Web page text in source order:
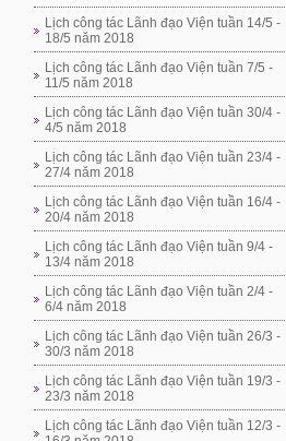
Lịch công tác Lãnh đạo Viện tuần 14/5 -
18/5 năm 2018
Lịch công tác Lãnh đạo Viện tuần 7/5 -
11/5 năm 2018
Lịch công tác Lãnh đạo Viện tuần 30/4 -
4/5 năm 2018
Lịch công tác Lãnh đạo Viện tuần 23/4 -
27/4 năm 2018
Lịch công tác Lãnh đạo Viện tuần 16/4 -
20/4 năm 2018
Lịch công tác Lãnh đạo Viện tuần 9/4 -
13/4 năm 2018
Lịch công tác Lãnh đạo Viện tuần 2/4 -
6/4 năm 2018
Lịch công tác Lãnh đạo Viện tuần 26/3 -
30/3 năm 2018
Lịch công tác Lãnh đạo Viện tuần 19/3 -
23/3 năm 2018
Lịch công tác Lãnh đạo Viện tuần 12/3 -